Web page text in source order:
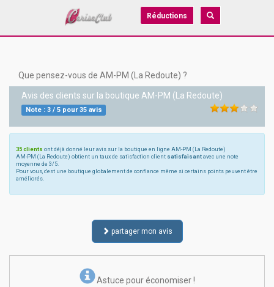
Réductions
Que pensez-vous de AM-PM (La Redoute) ?
Avis des clients sur la boutique AM-PM (La Redoute)
Note : 3/ 5pour35avis
35 clients ont déjà donné leur avis sur la boutique en ligne AM-PM (La Redoute)
AM-PM (La Redoute) obtient un taux de satisfaction client satisfaisant avec une note
moyenne de 3/5.
Pour vous, c'est une boutique globalement de confiance même si certains points peuvent être
améliorés.
partager mon avis
Astuce pour économiser !